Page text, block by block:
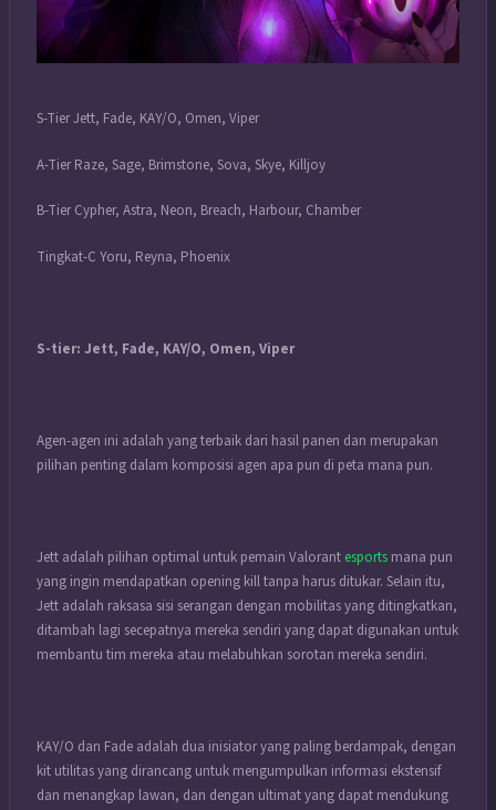
S-Tier Jett, Fade, KAY/O, Omen, Viper
A-Tier Raze, Sage, Brimstone, Sova, Skye, Killjoy
B-Tier Cypher, Astra, Neon, Breach, Harbour, Chamber
Tingkat-C Yoru, Reyna, Phoenix
S-tier: Jett, Fade, KAY/O, Omen, Viper
Agen-agen ini adalah yang terbaik dari hasil panen dan merupakan
pilihan penting dalam komposisi agen apa pun di peta mana pun.
Jett adalah pilihan optimal untuk pemain Valorant esports mana pun
yang ingin mendapatkan opening kill tanpa harus ditukar. Selain itu,
Jett adalah raksasa sisi serangan dengan mobilitas yang ditingkatkan,
ditambah lagi secepatnya mereka sendiri yang dapat digunakan untuk
membantu tim mereka atau melabuhkan sorotan mereka sendiri.
KAY/O dan Fade adalah dua inisiator yang paling berdampak, dengan
kit utilitas yang dirancang untuk mengumpulkan informasi ekstensif
dan menangkap lawan, dan dengan ultimat yang dapat mendukung